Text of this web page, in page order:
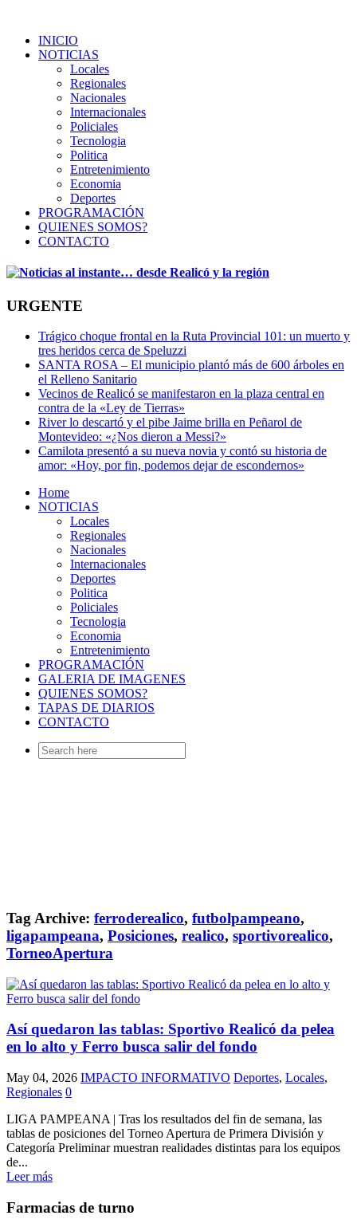
INICIO
NOTICIAS
Locales
Regionales
Nacionales
Internacionales
Policiales
Tecnologia
Politica
Entretenimiento
Economia
Deportes
PROGRAMACIÓN
QUIENES SOMOS?
CONTACTO
URGENTE
Trágico choque frontal en la Ruta Provincial 101: un muerto y
tres heridos cerca de Speluzzi
SANTA ROSA – El municipio plantó más de 600 árboles en
el Relleno Sanitario
Vecinos de Realicó se manifestaron en la plaza central en
contra de la «Ley de Tierras»
River lo descartó y el pibe Jaime brilla en Peñarol de
Montevideo: «¿Nos dieron a Messi?»
Camilota presentó a su nueva novia y contó su historia de
amor: «Hoy, por fin, podemos dejar de escondernos»
Home
NOTICIAS
Locales
Regionales
Nacionales
Internacionales
Deportes
Politica
Policiales
Tecnologia
Economia
Entretenimiento
PROGRAMACIÓN
GALERIA DE IMAGENES
QUIENES SOMOS?
TAPAS DE DIARIOS
CONTACTO
Search
for:
Tag Archive: ferroderealico, futbolpampeano,
ligapampeana, Posiciones, realico, sportivorealico,
TorneoApertura
Así quedaron las tablas: Sportivo Realicó da pelea
en lo alto y Ferro busca salir del fondo
May 04, 2026 IMPACTO INFORMATIVO Deportes, Locales,
Regionales 0
LIGA PAMPEANA | Tras los resultados del fin de semana, las
tablas de posiciones del Torneo Apertura de Primera División y
Categoría Preliminar muestran realidades distintas para los equipos
de...
Leer más
Farmacias de turno